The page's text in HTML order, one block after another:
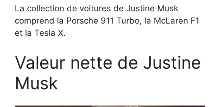
La collection de voitures de Justine Musk
comprend la Porsche 911 Turbo, la McLaren F1
et la Tesla X.
Valeur nette de Justine
Musk